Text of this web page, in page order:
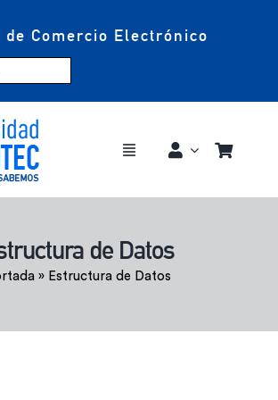
Comercio Electrónico
Toggle
de Datos
» Estructura de Datos